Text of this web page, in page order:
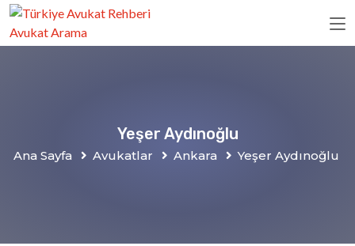
Yeşer Aydınoğlu
Ana Sayfa Avukatlar Ankara Yeşer Aydınoğlu